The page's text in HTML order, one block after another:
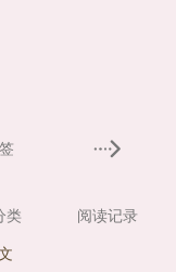
类 阅读记录